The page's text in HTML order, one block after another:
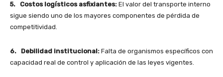
5. Costos logísticos asfixiantes: El valor del transporte interno
sigue siendo uno de los mayores componentes de pérdida de
competitividad.
6. Debilidad institucional: Falta de organismos específicos con
capacidad real de control y aplicación de las leyes vigentes.